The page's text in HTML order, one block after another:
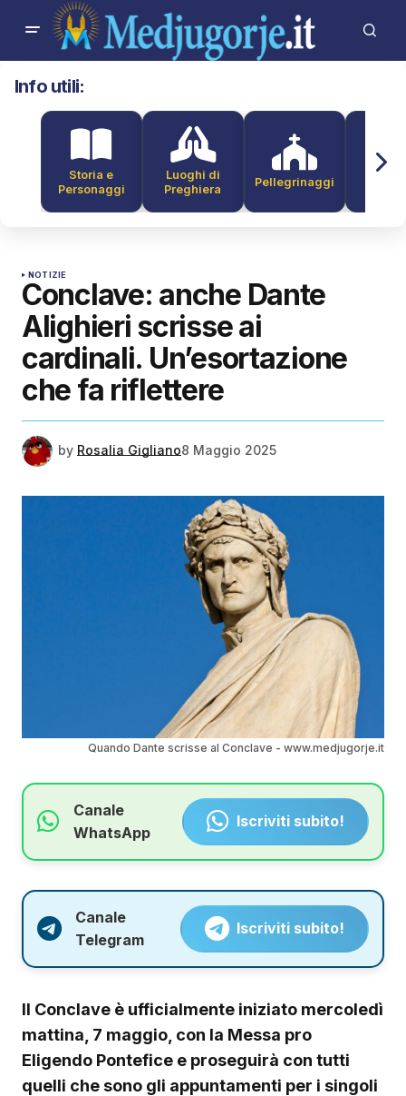
Info utili:
Storia e
Personaggi
Luoghi di
Preghiera
Pellegrinaggi
NOTIZIE
Conclave: anche Dante
Alighieri scrisse ai
cardinali. Un’esortazione
che fa riflettere
by Rosalia Gigliano8 Maggio 2025
Quando Dante scrisse al Conclave - www.medjugorje.it
Canale
WhatsApp
Iscriviti subito!
Canale
Telegram
Iscriviti subito!
Il Conclave è ufficialmente iniziato mercoledì
mattina, 7 maggio, con la Messa pro
Eligendo Pontefice e proseguirà con tutti
quelli che sono gli appuntamenti per i singoli